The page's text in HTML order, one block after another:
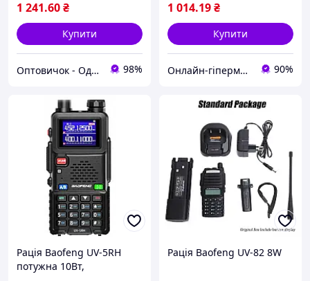
1 241.60₴
Купити
Оптовичок - Одеса 98%
1 014.19₴
Купити
Онлайн-гіпермаркет GIDRA 90%
Рація Baofeng UV-5RH
потужна 10Вт,
Рація Baofeng UV-82 8W